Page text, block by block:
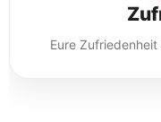
Eure